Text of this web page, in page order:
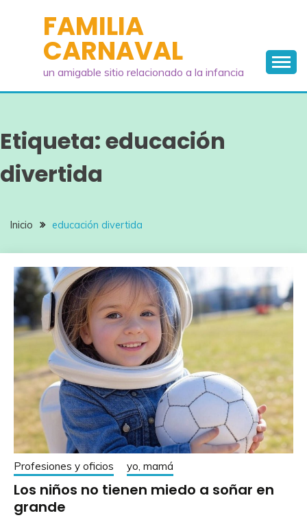
contenidoFAMILIA
CARNAVAL
un amigable sitio relacionado a la infancia
Etiqueta:educación
divertida
Inicio educación divertida
Profesiones y oficios yo, mamá
Los niños no tienen miedo a soñar en
grande